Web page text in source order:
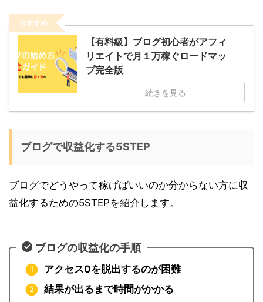
おすすめ
【有料級】ブログ初心者がアフィ
リエイトで月１万稼ぐロードマッ
プ完全版
続きを見る
ブログで収益化する5STEP
ブログでどうやって稼げばいいのか分からない方に収
益化するための5STEPを紹介します。
ブログの収益化の手順
アクセス0を脱出するのが困難
結果が出るまで時間がかかる